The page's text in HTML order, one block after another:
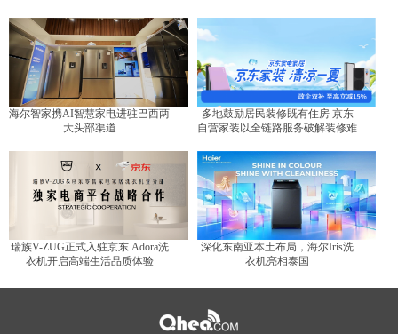
海尔智家携AI智慧家电进驻巴西两
大头部渠道
多地鼓励居民装修既有住房 京东
自营家装以全链路服务破解装修难
瑞族V-ZUG正式入驻京东 Adora洗
衣机开启高端生活品质体验
深化东南亚本土布局，海尔Iris洗
衣机亮相泰国